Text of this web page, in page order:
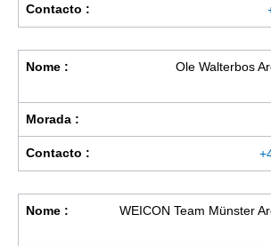
Contacto :
Nome :
Ole Walterbos
Morada :
Contacto :
Nome :
WEICON Team Münster